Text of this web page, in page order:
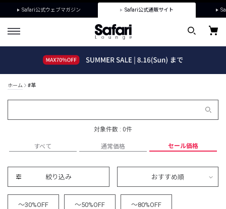
Safari公式ウェブマガジン Safari公式通販サイト
ホーム #革
対象件数 : 0件
すべて 通常価格 セール価格
絞り込み おすすめ順
～30%OFF ～50%OFF ～80%OFF